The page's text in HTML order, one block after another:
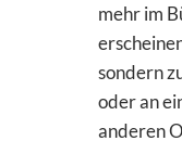
mehr im
sondern
oder an
anderen